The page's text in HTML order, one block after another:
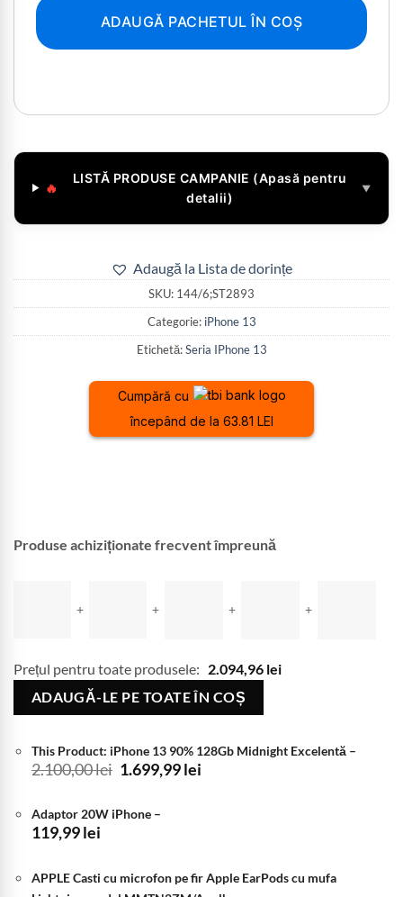
ADAUGĂ PACHETUL ÎN COȘ
🔥
LISTĂ PRODUSE CAMPANIE (Apasă pentru
detalii)
▼
Adaugă la Lista de dorințe
SKU: 144/6;ST2893
Categorie: iPhone 13
Etichetă:Seria IPhone 13
Cumpără cu
începând de la 63.81 LEI
Produse achiziționate frecvent împreună
+ + + +
Prețul pentru toate produsele: 2.094,96 lei
ADAUGĂ-LE PE TOATE ÎN COȘ
This Product: iPhone 13 90% 128Gb Midnight Excelentă –
2.100,00lei Prețul
fost:
1.699,99lei
Adaptor 20W iPhone –
119,99lei
APPLE Casti cu microfon pe fir Apple EarPods cu mufa